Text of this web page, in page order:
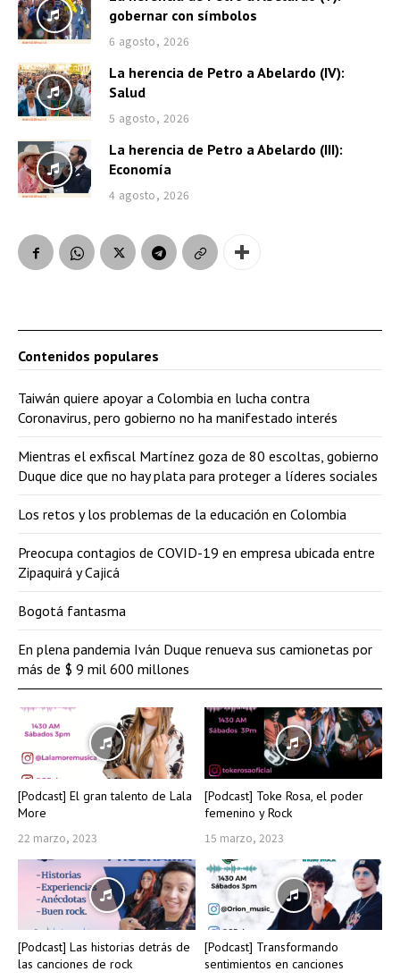
gobernar con símbolos
6 agosto, 2026
La herencia de Petro a Abelardo (IV):
Salud
5 agosto, 2026
La herencia de Petro a Abelardo (III):
Economía
4 agosto, 2026
[Podcast] El gran talento de Lala
More
22 marzo, 2023
[Podcast] Toke Rosa, el poder
femenino y Rock
15 marzo, 2023
[Podcast] Las historias detrás de
las canciones de rock
[Podcast] Transformando
sentimientos en canciones
Contenidos populares
Taiwán quiere apoyar a Colombia en lucha contra
Coronavirus, pero gobierno no ha manifestado interés
Mientras el exfiscal Martínez goza de 80 escoltas, gobierno
Duque dice que no hay plata para proteger a líderes sociales
Los retos y los problemas de la educación en Colombia
Preocupa contagios de COVID-19 en empresa ubicada entre
Zipaquirá y Cajicá
Bogotá fantasma
En plena pandemia Iván Duque renueva sus camionetas por
más de $ 9 mil 600 millones